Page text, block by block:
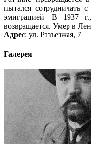
пытался сотрудничать
эмиграцией. В 1937
возвращается. Умер в
Адрес: ул. Разъезжая, 7
Галерея